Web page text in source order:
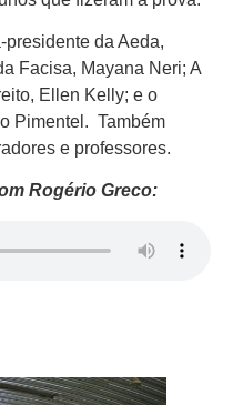
presidente da Aeda,
Facisa, Mayana Neri; A
Ellen Kelly; e o
Pimentel. Também
e professores.
Rogério Greco: